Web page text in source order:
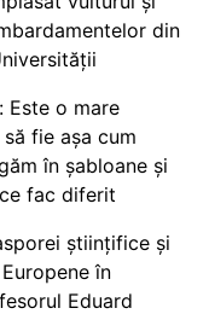
din
Este o mare
fie așa cum
în șabloane și
fac diferit
științifice și
în
Eduard